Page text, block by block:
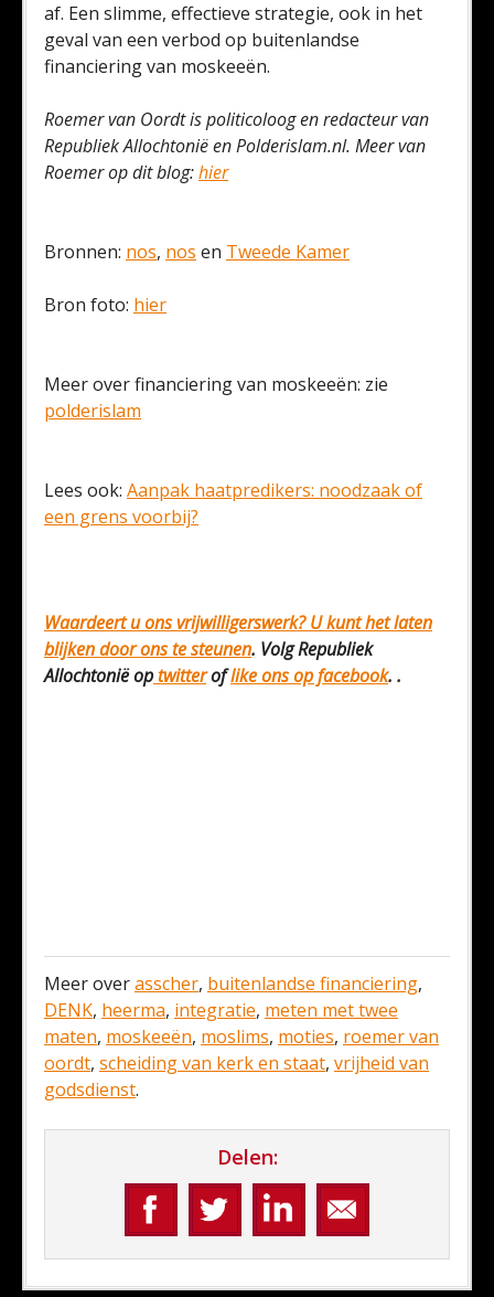
af. Een slimme, effectieve strategie, ook in het
geval van een verbod op buitenlandse
financiering van moskeeën.
Roemer van Oordt is politicoloog en redacteur van
Republiek Allochtonië en Polderislam.nl. Meer van
Roemer op dit blog:hier
Bronnen: nos, nos en Tweede Kamer
Bron foto: hier
Meer over financiering van moskeeën: zie
polderislam
Lees ook: Aanpak haatpredikers: noodzaak of
een grens voorbij?
Waardeert u ons vrijwilligerswerk? U kunt het laten
blijken door ons testeunen. Volg Republiek
Allochtonië optwitteroflike ons op facebook. .
Meer overasscher, buitenlandse financiering,
DENK, heerma, integratie, meten met twee
maten, moskeeën, moslims, moties, roemer van
oordt, scheiding van kerk en staat, vrijheid van
godsdienst.
Delen: